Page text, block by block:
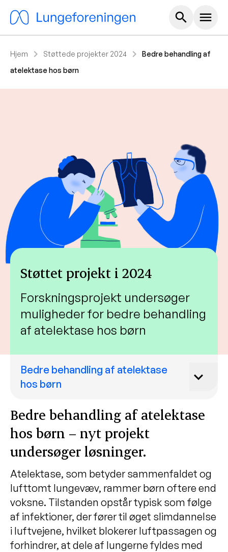
search Hoved
menu
Hjem chevron_right Støttede projekter 2024 chevron_right
Bedre behandling af
atelektase hos børn
Støttet projekt i 2024
Forskningsprojekt undersøger
muligheder for bedre behandling
af atelektase hos børn
Bedre behandling af atelektase
hos børn
Bedre behandling af atelektase
hos børn – nyt projekt
undersøger løsninger.
Atelektase, som betyder sammenfaldet og
lufttomt lungevæv, rammer børn oftere end
voksne. Tilstanden opstår typisk som følge
af infektioner, der fører til øget slimdannelse
i luftvejene, hvilket blokerer luftpassagen og
forhindrer, at dele af lungerne fyldes med